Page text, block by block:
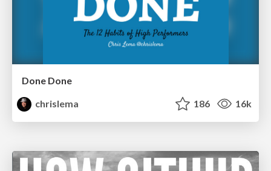
Done Done
chrislema
186 16k